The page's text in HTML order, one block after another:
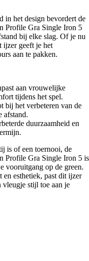
in het design bevordert de
Profile Gra Single Iron 5
bij elke slag. Of je nu
ijzer geeft je het
aan te pakken.
aan vrouwelijke
tijdens het spel.
bij het verbeteren van de
afstand.
duurzaamheid en
is of een toernooi, de
Profile Gra Single Iron 5 is
vooruitgang op de green.
esthetiek, past dit ijzer
stijl toe aan je